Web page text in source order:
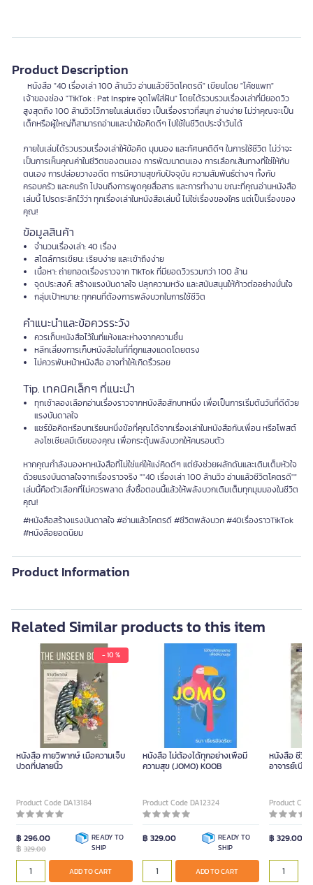
Product Description
หนังสือ "40 เรื่องเล่า 100 ล้านวิว อ่านแล้วชีวิตโคตรดี" เขียนโดย "โค้ชแพท"
เจ้าของช่อง "TikTok : Pat Inspire จุดไฟใส่ฝัน" โดยได้รวบรวมเรื่องเล่าที่มียอดวิว
สูงสุดถึง 100 ล้านวิวไว้ภายในเล่มเดียว เป็นเรื่องราวที่สนุก อ่านง่าย ไม่ว่าคุณจะเป็น
เด็กหรือผู้ใหญ่ก็สามารถอ่านและนำข้อคิดดีๆ ไปใช้ในชีวิตประจำวันได้
ภายในเล่มได้รวบรวมเรื่องเล่าให้ข้อคิด มุมมอง และทัศนคติดีๆ ในการใช้ชีวิต ไม่ว่าจะ
เป็นการเห็นคุณค่าในชีวิตของตนเอง การพัฒนาตนเอง การเลือกเส้นทางที่ใช่ให้กับ
ตนเอง การปล่อยวางอดีต การมีความสุขกับปัจจุบัน ความสัมพันธ์ต่างๆ ทั้งกับ
ครอบครัว และคนรัก ไปจนถึงการพูดคุยสื่อสาร และการทำงาน ขณะที่คุณอ่านหนังสือ
เล่มนี้ โปรดระลึกไว้ว่า ทุกเรื่องเล่าในหนังสือเล่มนี้ ไม่ใช่เรื่องของใคร แต่เป็นเรื่องของ
คุณ!
ข้อมูลสินค้า
จำนวนเรื่องเล่า: 40 เรื่อง
สไตล์การเขียน: เรียบง่าย และเข้าถึงง่าย
เนื้อหา: ถ่ายทอดเรื่องราวจาก TikTok ที่มียอดวิวรวมกว่า 100 ล้าน
จุดประสงค์: สร้างแรงบันดาลใจ ปลุกความหวัง และสนับสนุนให้ก้าวต่ออย่างมั่นใจ
กลุ่มเป้าหมาย: ทุกคนที่ต้องการพลังบวกในการใช้ชีวิต
คำแนะนำและข้อควรระวัง
ควรเก็บหนังสือไว้ในที่แห้งและห่างจากความชื้น
หลีกเลี่ยงการเก็บหนังสือในที่ที่ถูกแสงแดดโดยตรง
ไม่ควรพับหน้าหนังสือ อาจทำให้เกิดริ้วรอย
Tip. เทคนิคเล็กๆ ที่แนะนำ
ทุกเช้าลองเลือกอ่านเรื่องราวจากหนังสือสักบทหนึ่ง เพื่อเป็นการเริ่มต้นวันที่ดีด้วย
แรงบันดาลใจ
แชร์ข้อคิดหรือบทเรียนหนึ่งข้อที่คุณได้จากเรื่องเล่าในหนังสือกับเพื่อน หรือโพสต์
ลงโซเชียลมีเดียของคุณ เพื่อกระตุ้นพลังบวกให้คนรอบตัว
หากคุณกำลังมองหาหนังสือที่ไม่ใช่แค่ให้แง่คิดดีๆ แต่ยังช่วยผลักดันและเติมเต็มหัวใจ
ด้วยแรงบันดาลใจจากเรื่องราวจริง ""40 เรื่องเล่า 100 ล้านวิว อ่านแล้วชีวิตโคตรดี""
เล่มนี้คือตัวเลือกที่ไม่ควรพลาด สั่งซื้อตอนนี้แล้วให้พลังบวกเติมเต็มทุกมุมมองในชีวิต
คุณ!
#หนังสือสร้างแรงบันดาลใจ #อ่านแล้วโคตรดี #ชีวิตพลังบวก #40เรื่องราวTikTok
#หนังสือยอดนิยม
Product Information
Related Similar products to this item
- 10 %
หนังสือ กายวิพากษ์ เมื่อความเจ็บ
ปวดที่ปลายนิ้ว
Product Code DA13184
฿ 296.00
฿ 329.00
READY TO
SHIP
ADD TO CART
หนังสือ ไม่ต้องได้ทุกอย่างเพื่อมี
ความสุข (JOMO) KOOB
Product Code DA12324
฿ 329.00
READY TO
SHIP
ADD TO CART
หนังสือ ชีวิต
อาจารย์เบีย
Product
฿ 329.00